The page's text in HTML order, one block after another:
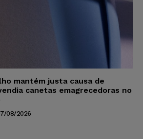
mantém justa causa de
canetas emagrecedoras no
08/2026